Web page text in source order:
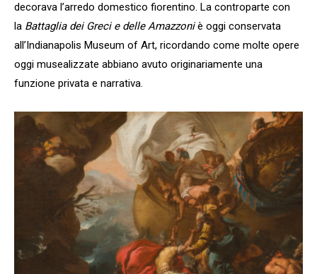
decorava l’arredo domestico fiorentino. La controparte con
la Battaglia dei Greci e delle Amazzoniè oggi conservata
all’Indianapolis Museum of Art, ricordando come molte opere
oggi musealizzate abbiano avuto originariamente una
funzione privata e narrativa.